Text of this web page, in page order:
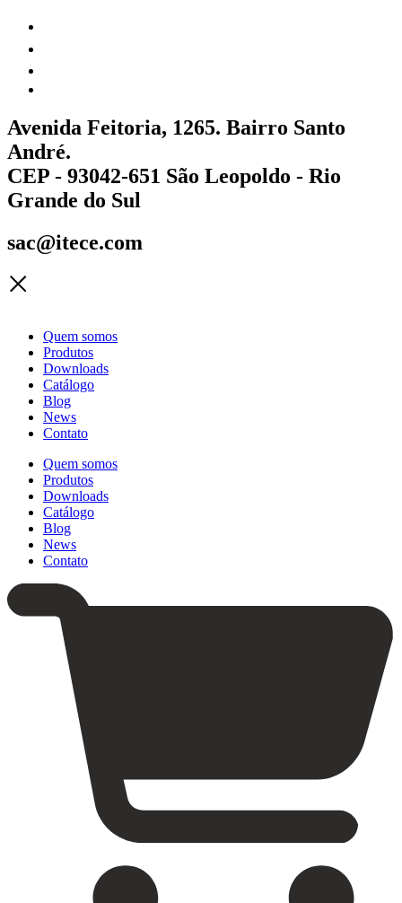
Avenida Feitoria, 1265. Bairro Santo
André.
CEP - 93042-651 São Leopoldo - Rio
Grande do Sul
sac@itece.com
Quem somos
Produtos
Downloads
Catálogo
Blog
News
Contato
Quem somos
Produtos
Downloads
Catálogo
Blog
News
Contato